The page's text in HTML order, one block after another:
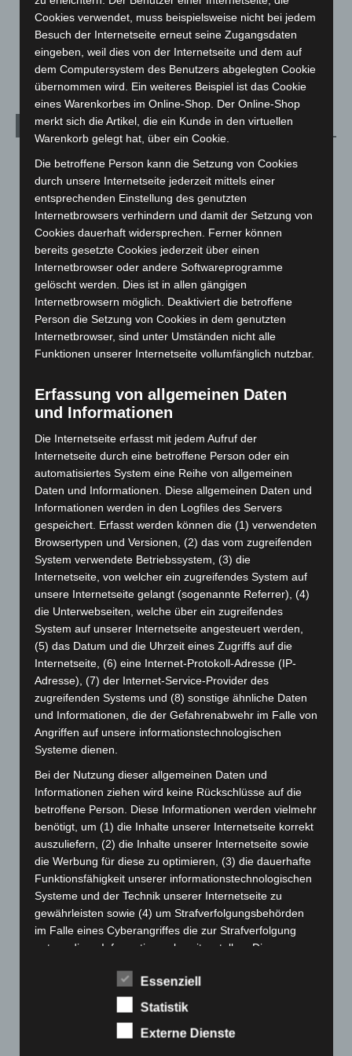
Über uns
Veranstaltungen
Welt
1.271
Archiv
August 2026(14)
Juli 2026(73)
Juni 2026(139)
Mai 2026(99)
April 2026(99)
März 2026
(115)
Februar 2026(109)
Januar 2026 (122)
Dezember 2025(103)
Oktober 2025(112)
September 2025(93)
August 2025(90)
Juli 2025
(90)
Juni 2025(103)
Mai 2025(112)
April 2025(88)
März 2025(111)
Februar 2025(96)
Januar 2025(88)
Dezember 2024(89)
November 2024 (94)
Oktober 2024(93)
September 2024(112)
August 2024
(107)
Juli 2024(89)
Juni 2024 (107)
Mai 2024(149)
April 2024
(102)
März 2024(103)
Februar 2024(103)
Januar 2024(111)
Dezember 2023(130)
November 2023(130)
(133)
(134)
Cookies verwendet, muss beispielsweise nicht bei jedem
Besuch der Internetseite erneut seine Zugangsdaten
eingeben, weil dies von der Internetseite und dem auf
dem Computersystem des Benutzers abgelegten Cookie
übernommen wird. Ein weiteres Beispiel ist das Cookie
eines Warenkorbes im Online-Shop. Der Online-Shop
merkt sich die Artikel, die ein Kunde in den virtuellen
Warenkorb gelegt hat, über ein Cookie.
Die betroffene Person kann die Setzung von Cookies
durch unsere Internetseite jederzeit mittels einer
entsprechenden Einstellung des genutzten
Internetbrowsers verhindern und damit der Setzung von
Cookies dauerhaft widersprechen. Ferner können
bereits gesetzte Cookies jederzeit über einen
Internetbrowser oder andere Softwareprogramme
gelöscht werden. Dies ist in allen gängigen
Internetbrowsern möglich. Deaktiviert die betroffene
Person die Setzung von Cookies in dem genutzten
Internetbrowser, sind unter Umständen nicht alle
Funktionen unserer Internetseite vollumfänglich nutzbar.
Erfassung von allgemeinen Daten
und Informationen
Die Internetseite erfasst mit jedem Aufruf der
Internetseite durch eine betroffene Person oder ein
automatisiertes System eine Reihe von allgemeinen
Daten und Informationen. Diese allgemeinen Daten und
Informationen werden in den Logfiles des Servers
gespeichert. Erfasst werden können die (1) verwendeten
Browsertypen und Versionen, (2) das vom zugreifenden
System verwendete Betriebssystem, (3) die
Internetseite, von welcher ein zugreifendes System auf
unsere Internetseite gelangt (sogenannte Referrer), (4)
die Unterwebseiten, welche über ein zugreifendes
System auf unserer Internetseite angesteuert werden,
(5) das Datum und die Uhrzeit eines Zugriffs auf die
Internetseite, (6) eine Internet-Protokoll-Adresse (IP-
Adresse), (7) der Internet-Service-Provider des
zugreifenden Systems und (8) sonstige ähnliche Daten
und Informationen, die der Gefahrenabwehr im Falle von
Angriffen auf unsere informationstechnologischen
Systeme dienen.
Bei der Nutzung dieser allgemeinen Daten und
Informationen ziehen wird keine Rückschlüsse auf die
betroffene Person. Diese Informationen werden vielmehr
benötigt, um (1) die Inhalte unserer Internetseite korrekt
auszuliefern, (2) die Inhalte unserer Internetseite sowie
die Werbung für diese zu optimieren, (3) die dauerhafte
Funktionsfähigkeit unserer informationstechnologischen
Systeme und der Technik unserer Internetseite zu
gewährleisten sowie (4) um Strafverfolgungsbehörden
im Falle eines Cyberangriffes die zur Strafverfolgung
notwendigen Informationen bereitzustellen. Diese
durch uns daher einerseits statistisch und ferner mit dem
Ziel ausgewertet, den Datenschutz und die
Datensicherheit in unserem Unternehmen zu erhöhen,
um letztlich ein optimales Schutzniveau für die von uns
Essenziell
Statistik
Externe Dienste